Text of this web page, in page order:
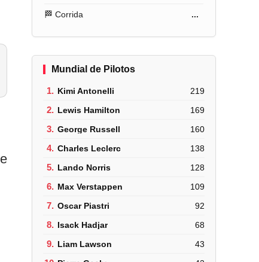
e
🏁 Corrida ...
Mundial de Pilotos
1. Kimi Antonelli 219
2. Lewis Hamilton 169
3. George Russell 160
4. Charles Leclerc 138
5. Lando Norris 128
6. Max Verstappen 109
7. Oscar Piastri 92
8. Isack Hadjar 68
9. Liam Lawson 43